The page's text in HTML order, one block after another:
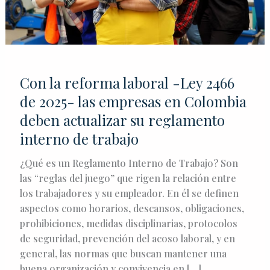
Con la reforma laboral -Ley 2466
de 2025- las empresas en Colombia
deben actualizar su reglamento
interno de trabajo
¿Qué es un Reglamento Interno de Trabajo? Son
las “reglas del juego” que rigen la relación entre
los trabajadores y su empleador. En él se definen
aspectos como horarios, descansos, obligaciones,
prohibiciones, medidas disciplinarias, protocolos
de seguridad, prevención del acoso laboral, y en
general, las normas que buscan mantener una
actualizar
su
reglamento
interno
trabajo